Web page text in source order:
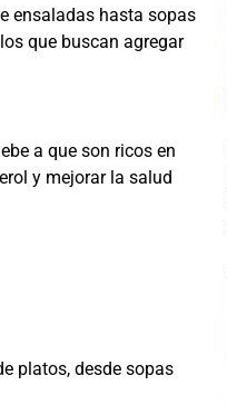
ensaladas hasta sopas
que buscan agregar
a que son ricos en
y mejorar la salud
platos, desde sopas